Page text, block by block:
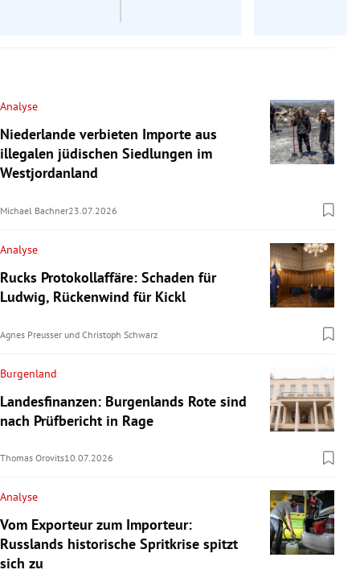
Analyse
Niederlande verbieten Importe aus
illegalen jüdischen Siedlungen im
Westjordanland
Michael Bachner23.07.2026
Analyse
Rucks Protokollaffäre: Schaden für
Ludwig, Rückenwind für Kickl
Agnes Preusser und Christoph Schwarz
Burgenland
Landesfinanzen: Burgenlands Rote sind
nach Prüfbericht in Rage
Thomas Orovits10.07.2026
Analyse
Vom Exporteur zum Importeur:
Russlands historische Spritkrise spitzt
sich zu